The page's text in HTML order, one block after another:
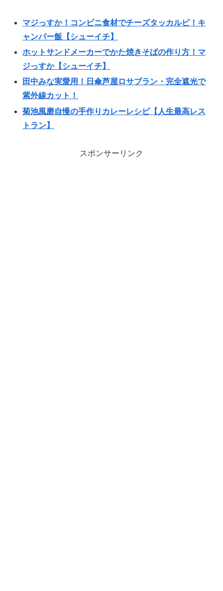
マジっすか！コンビニ食材でチーズタッカルビ！キ
ャンパー飯【シューイチ】
ホットサンドメーカーでかた焼きそばの作り方！マ
ジっすか【シューイチ】
田中みな実愛用！日傘芦屋ロサブラン・完全遮光で
紫外線カット！
菊池風磨自慢の手作りカレーレシピ【人生最高レス
トラン】
スポンサーリンク